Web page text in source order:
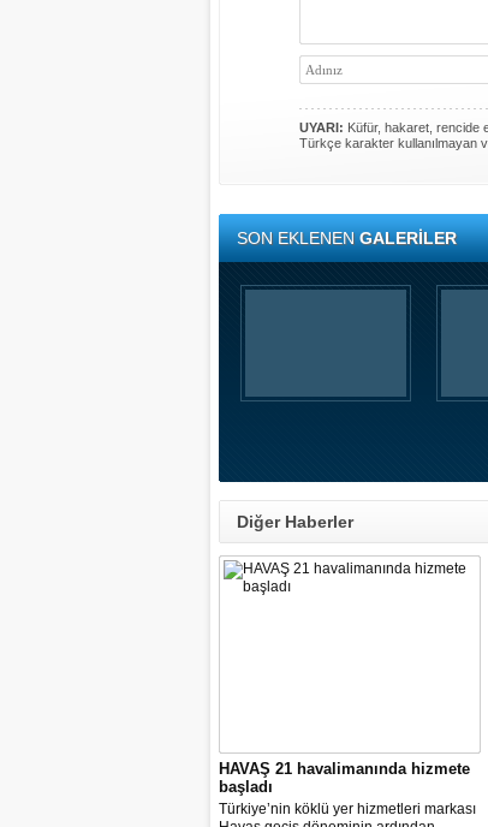
UYARI: Küfür, hakaret, rencide
Türkçe karakter kullanılmayan
SON EKLENENGALERİLER
Diğer Haberler
HAVAŞ 21 havalimanında hizmete
başladı
Türkiye’nin köklü yer hizmetleri markası